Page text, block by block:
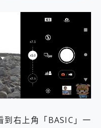
右上角「BASIC」一